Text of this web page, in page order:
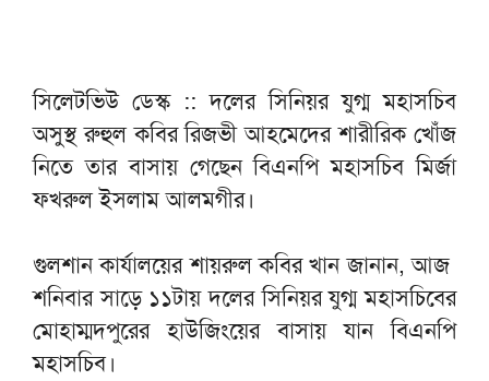
সিলেটভিউ ডেস্ক :: দলের সিনিয়র যুগ্ম মহাসচিব
অসুস্থ রুহুল কবির রিজভী আহমেদের শারীরিক খোঁজ
নিতে তার বাসায় গেছেন বিএনপি মহাসচিব মির্জা
ফখরুল ইসলাম আলমগীর।
গুলশান কার্যালয়ের শায়রুল কবির খান জানান, আজ
শনিবার সাড়ে ১১টায় দলের সিনিয়র যুগ্ম মহাসচিবের
মোহাম্মদপুরের হাউজিংয়ের বাসায় যান বিএনপি
মহাসচিব।